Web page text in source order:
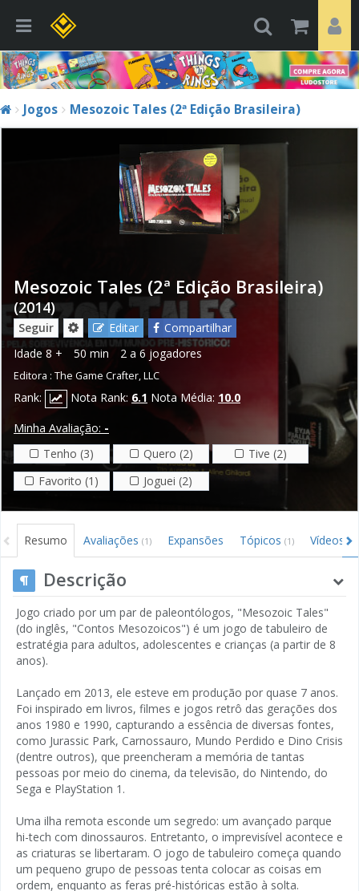
Jogos Mesozoic Tales (2ª Edição Brasileira)
Mesozoic Tales (2ª Edição Brasileira)
(2014)
Seguir Editar
Compartilhar
Idade 8 + 50 min 2 a 6 jogadores
Editora : The Game Crafter, LLC
Rank: Nota Rank: 6.1 Nota Média: 10.0
Minha Avaliação: -
Tenho (3)
Quero (2)
Tive (2)
Favorito (1)
Joguei (2)
Resumo Avaliações (1) Expansões Tópicos (1) Vídeos(1)
Descrição
Jogo criado por um par de paleontólogos, "Mesozoic Tales"
(do inglês, "Contos Mesozoicos") é um jogo de tabuleiro de
estratégia para adultos, adolescentes e crianças (a partir de 8
anos).
Lançado em 2013, ele esteve em produção por quase 7 anos.
Foi inspirado em livros, filmes e jogos retrô das gerações dos
anos 1980 e 1990, capturando a essência de diversas fontes,
como Jurassic Park, Carnossauro, Mundo Perdido e Dino Crisis
(dentre outros), que preencheram a memória de tantas
pessoas por meio do cinema, da televisão, do Nintendo, do
Sega e PlayStation 1.
Uma ilha remota esconde um segredo: um avançado parque
hi-tech com dinossauros. Entretanto, o imprevisível acontece e
as criaturas se libertaram. O jogo de tabuleiro começa quando
um pequeno grupo de pessoas tenta colocar as coisas em
ordem, enquanto as feras pré-históricas estão à solta.